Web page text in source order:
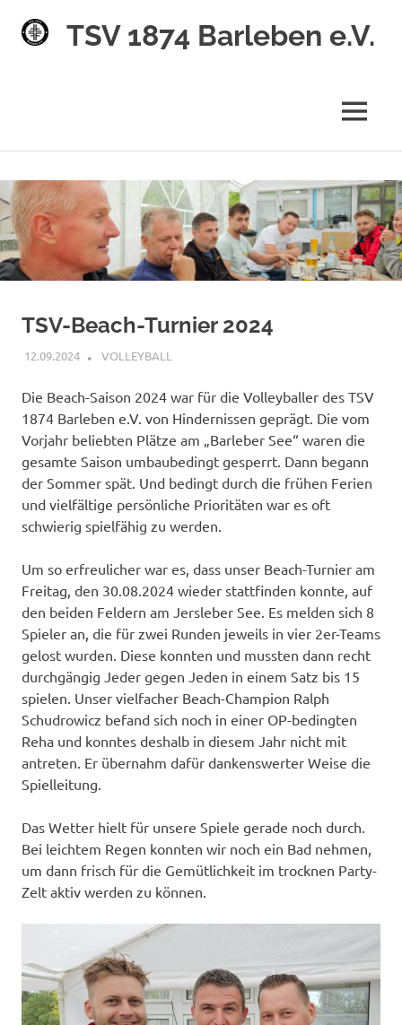
Zum
Inhalt
springen
TSV 1874 Barleben e.V.
MENÜ
TSV-Beach-Turnier 2024
12.09.2024 PETER SCHREIBER
VOLLEYBALL
Die Beach-Saison 2024 war für die Volleyballer des TSV
1874 Barleben e.V. von Hindernissen geprägt. Die vom
Vorjahr beliebten Plätze am „Barleber See“ waren die
gesamte Saison umbaubedingt gesperrt. Dann begann
der Sommer spät. Und bedingt durch die frühen Ferien
und vielfältige persönliche Prioritäten war es oft
schwierig spielfähig zu werden.
Um so erfreulicher war es, dass unser Beach-Turnier am
Freitag, den 30.08.2024 wieder stattfinden konnte, auf
den beiden Feldern am Jersleber See. Es melden sich 8
Spieler an, die für zwei Runden jeweils in vier 2er-Teams
gelost wurden. Diese konnten und mussten dann recht
durchgängig Jeder gegen Jeden in einem Satz bis 15
spielen. Unser vielfacher Beach-Champion Ralph
Schudrowicz befand sich noch in einer OP-bedingten
Reha und konntes deshalb in diesem Jahr nicht mit
antreten. Er übernahm dafür dankenswerter Weise die
Spielleitung.
Das Wetter hielt für unsere Spiele gerade noch durch.
Bei leichtem Regen konnten wir noch ein Bad nehmen,
um dann frisch für die Gemütlichkeit im trocknen Party-
Zelt aktiv werden zu können.